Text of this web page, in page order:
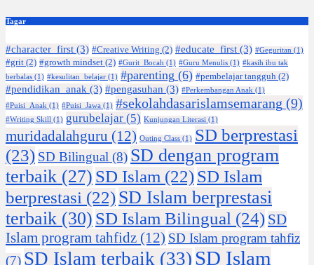
Tagar
#character_first (3) #Creative Writing (2) #educate_first (3) #Geguritan (1)
#grit (2) #growth mindset (2) #Gurit_Bocah (1) #Guru Menulis (1) #kasih ibu tak
berbalas (1) #kesulitan_belajar (1) #parenting (6) #pembelajar tangguh (2)
#pendidikan_anak (3) #pengasuhan (3) #Perkembangan Anak (1)
#Puisi_Anak (1) #Puisi_Jawa (1) #sekolahdasarislamsemarang (9)
#Writing Skill (1) gurubelajar (5) Kunjungan Literasi (1)
muridadalahguru (12) Outing Class (1) SD berprestasi
(23) SD Bilingual (8) SD dengan program
terbaik (27) SD Islam (22)SD Islam
berprestasi (22)SD Islam berprestasi
terbaik (30) SD Islam Bilingual (24) SD
Islam program tahfidz (12) SD Islam program tahfiz
(7) SD Islam terbaik (33) SD Islam